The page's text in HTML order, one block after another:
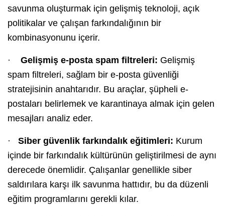
savunma oluşturmak için gelişmiş teknoloji, açık
politikalar ve çalışan farkındalığının bir
kombinasyonunu içerir.
· Gelişmiş e-posta spam filtreleri: Gelişmiş
spam filtreleri, sağlam bir e-posta güvenliği
stratejisinin anahtarıdır. Bu araçlar, şüpheli e-
postaları belirlemek ve karantinaya almak için gelen
mesajları analiz eder.
· Siber güvenlik farkındalık eğitimleri: Kurum
içinde bir farkındalık kültürünün geliştirilmesi de aynı
derecede önemlidir. Çalışanlar genellikle siber
saldırılara karşı ilk savunma hattıdır, bu da düzenli
eğitim programlarını gerekli kılar.